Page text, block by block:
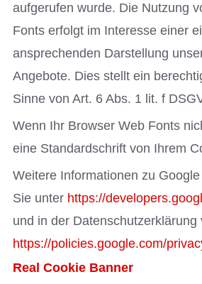
aufgerufen wurde. Die Nutzung
Fonts erfolgt im Interesse einer
ansprechenden Darstellung
Angebote. Dies stellt ein
Sinne von Art. 6 Abs. 1 lit. f
Wenn Ihr Browser Web Fonts
eine Standardschrift von Ihrem
Weitere Informationen zu
Sie unter https://
und in der Datenschutzerklärung
https://policies.google.com/
Real Cookie Banner